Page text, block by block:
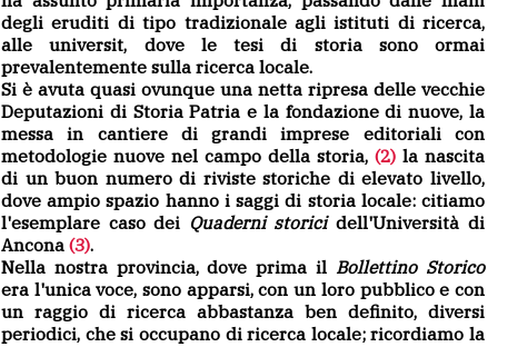
degli eruditi di tipo tradizionale agli istituti di ricerca,
alle universit, dove le tesi di storia sono ormai
prevalentemente sulla ricerca locale.
Si è avuta quasi ovunque una netta ripresa delle vecchie
Deputazioni di Storia Patria e la fondazione di nuove, la
messa in cantiere di grandi imprese editoriali con
metodologie nuove nel campo della storia, (2) la nascita
di un buon numero di riviste storiche di elevato livello,
dove ampio spazio hanno i saggi di storia locale: citiamo
l'esemplare caso dei Quaderni storicidell'Università di
Ancona (3).
Nella nostra provincia, dove prima il Bollettino Storico
era l'unica voce, sono apparsi, con un loro pubblico e con
un raggio di ricerca abbastanza ben definito, diversi
periodici, che si occupano di ricerca locale; ricordiamo la